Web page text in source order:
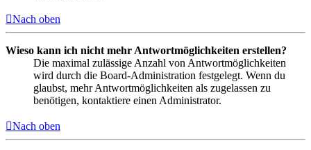
Nach oben
Wieso kann ich nicht mehr Antwortmöglichkeiten erstellen?
Die maximal zulässige Anzahl von Antwortmöglichkeiten
wird durch die Board-Administration festgelegt. Wenn du
glaubst, mehr Antwortmöglichkeiten als zugelassen zu
benötigen, kontaktiere einen Administrator.
Nach oben